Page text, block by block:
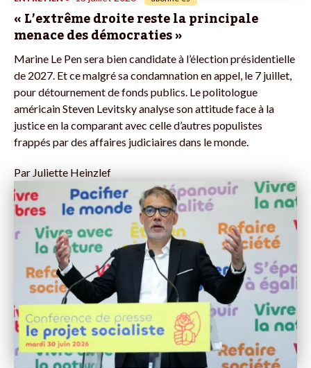
« L’extrême droite reste la principale
menace des démocraties »
Marine Le Pen sera bien candidate à l’élection présidentielle
de 2027. Et ce malgré sa condamnation en appel, le 7 juillet,
pour détournement de fonds publics. Le politologue
américain Steven Levitsky analyse son attitude face à la
justice en la comparant avec celle d’autres populistes
frappés par des affaires judiciaires dans le monde.
ParJuliette Heinzlef